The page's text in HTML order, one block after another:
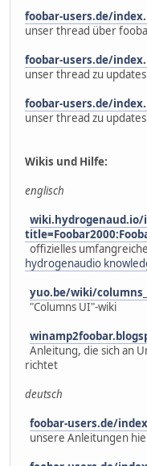
foobar-users.de/
unser thread über
foobar-users.de/
unser thread zu
foobar-users.de/
unser thread zu
Wikis und Hilfe:
englisch
wiki.hydrogenaud.io/
offizielles
hydrogenaudio
yuo.be/wiki/
"Columns UI"-wiki
Anleitung, die sich an
richtet
deutsch
foobar-users.de/
unsere Anleitungen